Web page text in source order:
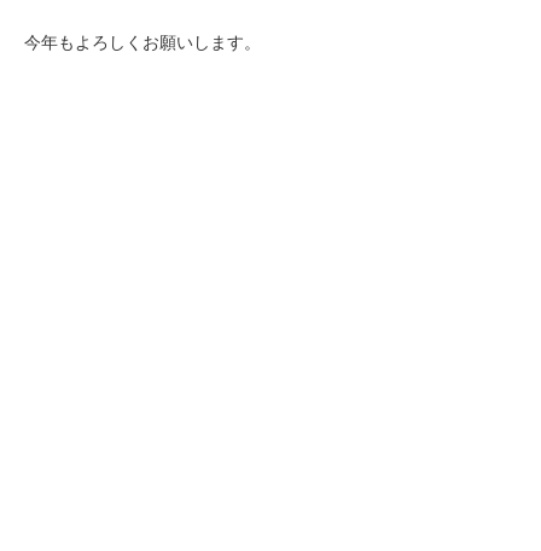
今年もよろしくお願いします。